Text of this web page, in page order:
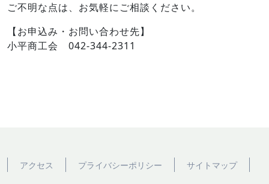
ご不明な点は、お気軽にご相談ください。
【お申込み・お問い合わせ先】
小平商工会 042-344-2311
アクセス プライバシーポリシー サイトマップ